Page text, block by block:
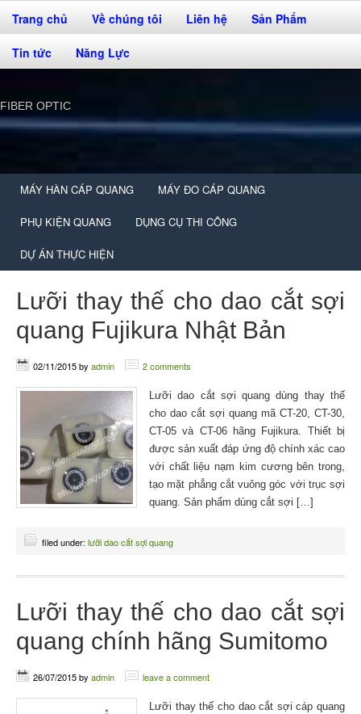
Trang chủ Về chúng tôi Liên hệ Sản Phẩm
Tin tức Năng Lực
FIBER OPTIC
MÁY HÀN CÁP QUANG MÁY ĐO CÁP QUANG
PHỤ KIỆN QUANG DỤNG CỤ THI CÔNG
DỰ ÁN THỰC HIỆN
Lưỡi thay thế cho dao cắt sợi
quang Fujikura Nhật Bản
02/11/2015by admin 2 comments
Lưỡi dao cắt sợi quang dùng thay thế
cho dao cắt sợi quang mã CT-20, CT-30,
CT-05 và CT-06 hãng Fujikura. Thiết bị
được sản xuất đáp ứng độ chính xác cao
với chất liệu nạm kim cương bên trong,
tạo mặt phẳng cắt vuông góc với trục sợi
quang. Sản phẩm dùng cắt sợi […]
filed under: lưỡi dao cắt sợi quang
Lưỡi thay thế cho dao cắt sợi
quang chính hãng Sumitomo
26/07/2015by admin leave a comment
Lưỡi thay thế cho dao cắt sợi cáp quang